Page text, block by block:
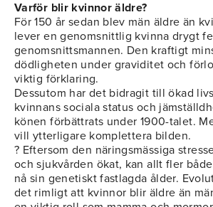
Varför blir kvinnor äldre?
För 150 år sedan blev män äldre än
lever en genomsnittlig kvinna drygt
genomsnittsmannen. Den kraftigt
dödligheten under graviditet och
viktig förklaring.
Dessutom har det bidragit till ökad
kvinnans sociala status och
könen förbättrats under 1900-talet.
vill ytterligare komplettera bilden.
? Eftersom den näringsmässiga
och sjukvården ökat, kan allt fler
nå sin genetiskt fastlagda ålder.
det rimligt att kvinnor blir äldre än